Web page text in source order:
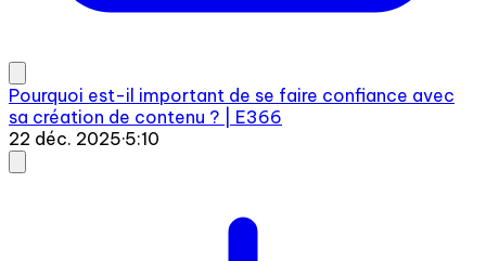
Pourquoi est-il important de se faire confiance avec
sa création de contenu ? | E366
22 déc. 2025·5:10